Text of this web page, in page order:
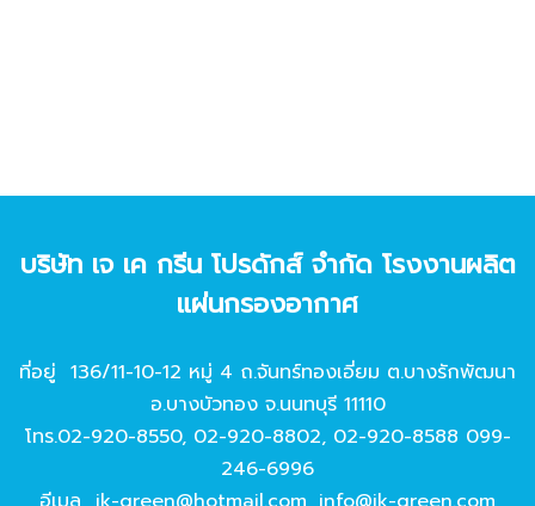
บริษัท เจ เค กรีน โปรดักส์ จํากัด โรงงานผลิต
แผ่นกรองอากาศ
ที่อยู่ 136/11-10-12 หมู่ 4 ถ.จันทร์ทองเอี่ยม ต.บางรักพัฒนา
อ.บางบัวทอง จ.นนทบุรี 11110
โทร.02-920-8550, 02-920-8802, 02-920-8588 099-
246-6996